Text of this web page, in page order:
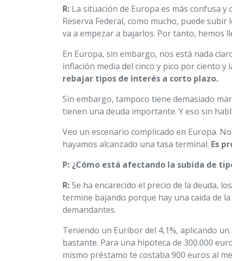
R: La situación de Europa es más confusa y
Reserva Federal, como mucho, puede
va a empezar a bajarlos. Por tanto, hemos
En Europa, sin embargo, nos está nada
inflación media del cinco y pico por ciento
rebajar tipos de interés a corto plazo.
Sin embargo, tampoco tiene demasiado
tienen una deuda importante. Y eso sin
Veo un escenario complicado en Europa.
hayamos alcanzado una tasa terminal. Es
P: ¿Cómo está afectando la subida de
R:Se ha encarecido el precio de la deuda,
termine bajando porque hay una caída de
demandantes.
Teniendo un Euríbor del 4,1%, aplicando
bastante. Para una hipoteca de 300.000
mismo préstamo te costaba 900 euros al